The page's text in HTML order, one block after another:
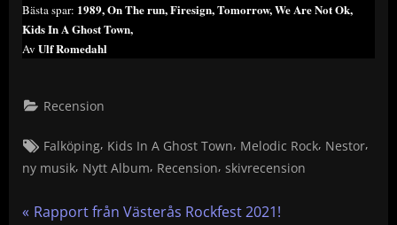
Bästa spar: 1989, On The run, Firesign, Tomorrow, We Are Not Ok,
Kids In A Ghost Town,
Av Ulf Romedahl
Recension
Tags:
Falköping, Kids In A Ghost Town, Melodic Rock, Nestor,
ny musik, Nytt Album, Recension, skivrecension
P
Rapport från Västerås Rockfest 2021!